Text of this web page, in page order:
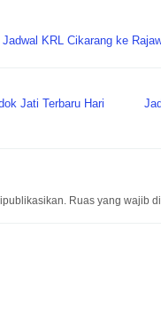
Jadwal KRL Cikarang ke
Jati Terbaru Hari
Ruas yang wajib